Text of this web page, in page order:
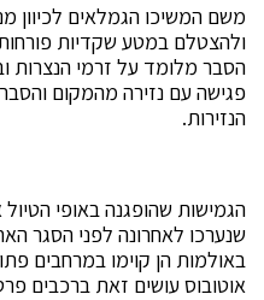
משם המשיכו הגמלאים לכיוון
ולהצטלם במטע שקדיות
הסבר מלומד על זרמי הנצרות
פגישה עם נזירה מהמקום
הנזירות.
הגמישות שהופגנה באופי
שנערכו לאחרונה לפני הסגר
באולמות הן קוימו במרחבים
אוטובוס עושים זאת ברכבים